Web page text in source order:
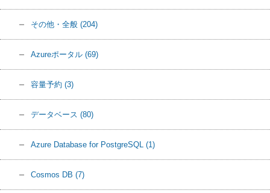
その他・全般 (204)
Azureポータル (69)
容量予約 (3)
データベース (80)
Azure Database for PostgreSQL (1)
Cosmos DB (7)